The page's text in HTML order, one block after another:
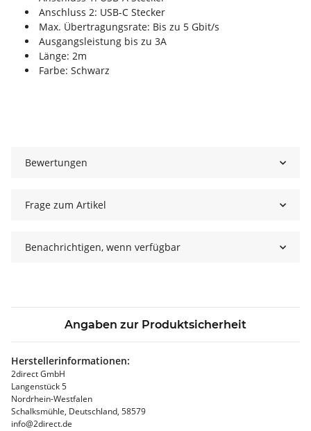
Anschluss 2: USB-C Stecker
Max. Übertragungsrate: Bis zu 5 Gbit/s
Ausgangsleistung bis zu 3A
Länge: 2m
Farbe: Schwarz
Bewertungen
Frage zum Artikel
Benachrichtigen, wenn verfügbar
Angaben zur Produktsicherheit
Herstellerinformationen:
2direct GmbH
Langenstück 5
Nordrhein-Westfalen
Schalksmühle, Deutschland, 58579
info@2direct.de